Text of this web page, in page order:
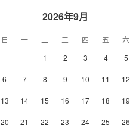
2026年9月
日 一 二 三 四 五
六
1
2 3 4 5
6 7 8 9 10 11 12
13 14 15 16 17 18 19
20 21 22 23 24 25 26
空調 電視機